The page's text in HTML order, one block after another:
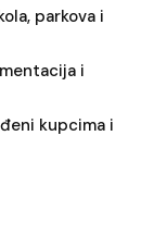
parkova i
i
kupcima i